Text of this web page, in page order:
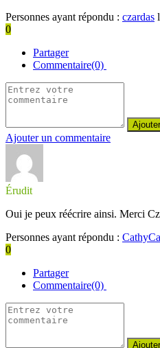
Personnes ayant répondu : czardas
0
Partager
Commentaire(0)
Ajouter un commentaire
Érudit
Oui je peux réécrire ainsi. Merci
Personnes ayant répondu :
0
Partager
Commentaire(0)